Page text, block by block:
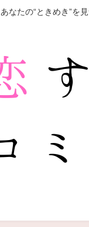
あなたの“ときめき”を